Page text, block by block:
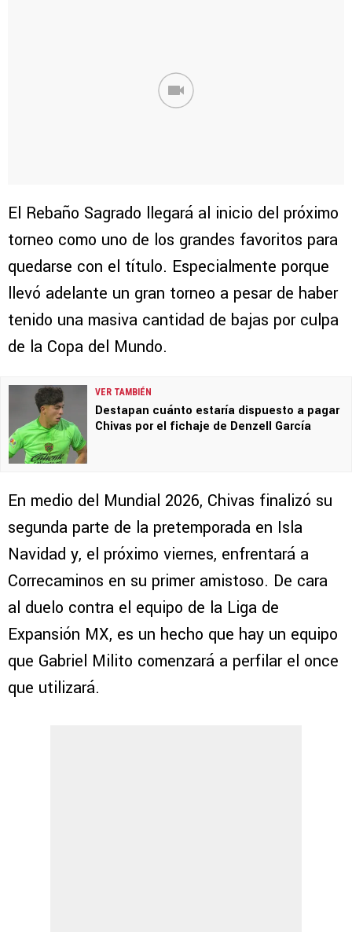
El Rebaño Sagrado llegará al inicio del próximo
torneo como uno de los grandes favoritos para
quedarse con el título. Especialmente porque
llevó adelante un gran torneo a pesar de haber
tenido una masiva cantidad de bajas por culpa
de la Copa del Mundo.
VER TAMBIÉN
Destapan cuánto estaría dispuesto a pagar
Chivas por el fichaje de Denzell García
En medio del Mundial 2026, Chivas finalizó su
segunda parte de la pretemporada en Isla
Navidad y, el próximo viernes, enfrentará a
Correcaminos en su primer amistoso. De cara
al duelo contra el equipo de la Liga de
Expansión MX, es un hecho que hay un equipo
que Gabriel Milito comenzará a perfilar el once
que utilizará.